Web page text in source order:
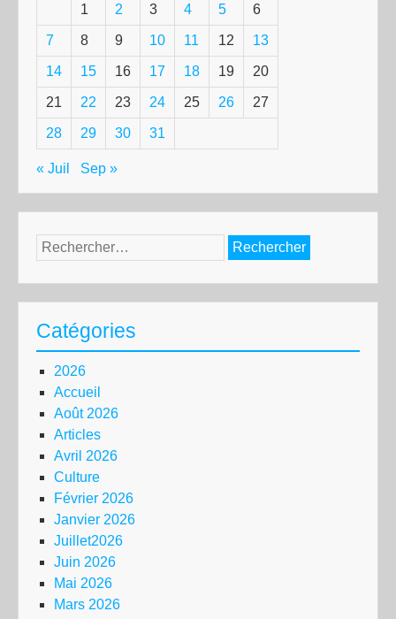
1 2 3 4 5 6
7 8 9 10 11 12 13
14 15 16 17 18 19 20
21 22 23 24 25 26 27
28 29 30 31
« Juil Sep »
Rechercher :
Catégories
2026
Accueil
Août 2026
Articles
Avril 2026
Culture
Février 2026
Janvier 2026
Juillet2026
Juin 2026
Mai 2026
Mars 2026